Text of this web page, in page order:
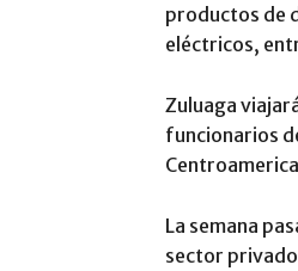
productos de
eléctricos,
Zuluaga
funcionarios
La semana
sector